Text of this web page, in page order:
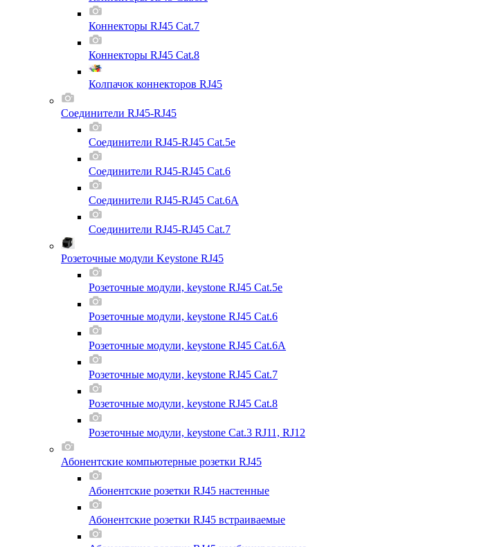
Коннекторы RJ45 Cat.7
Коннекторы RJ45 Cat.8
Колпачок коннекторов RJ45
Соединители RJ45-RJ45
Соединители RJ45-RJ45 Cat.5e
Соединители RJ45-RJ45 Cat.6
Соединители RJ45-RJ45 Cat.6A
Соединители RJ45-RJ45 Cat.7
Розеточные модули Keystone RJ45
Розеточные модули, keystone RJ45 Cat.5e
Розеточные модули, keystone RJ45 Cat.6
Розеточные модули, keystone RJ45 Cat.6A
Розеточные модули, keystone RJ45 Cat.7
Розеточные модули, keystone RJ45 Cat.8
Розеточные модули, keystone Cat.3 RJ11, RJ12
Абонентские компьютерные розетки RJ45
Абонентские розетки RJ45 настенные
Абонентские розетки RJ45 встраиваемые